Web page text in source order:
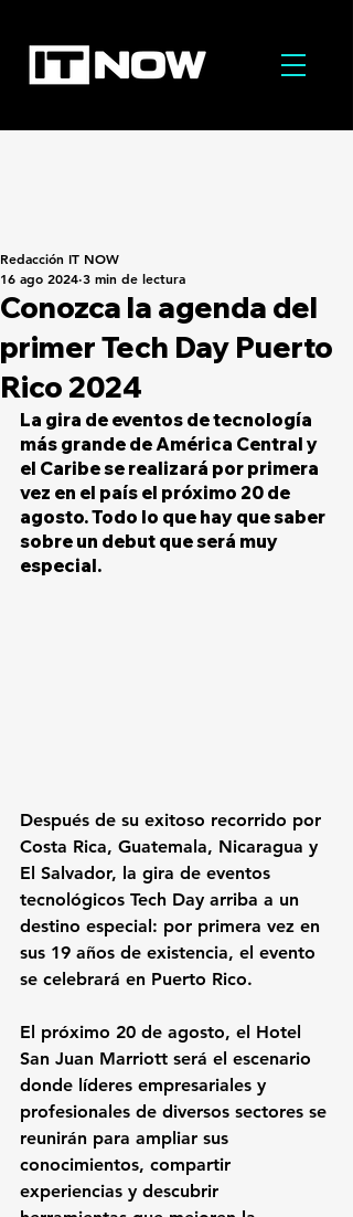
Conozca la agenda del
primer Tech Day Puerto
Rico 2024
Redacción IT NOW
16 ago 2024 3 min de lectura
La gira de eventos de tecnología
más grande de América Central y
el Caribe se realizará por primera
vez en el país el próximo 20 de
agosto. Todo lo que hay que saber
sobre un debut que será muy
especial.
Después de su exitoso recorrido por
Costa Rica, Guatemala, Nicaragua y
El Salvador, la gira de eventos
tecnológicos Tech Day arriba a un
destino especial: por primera vez en
sus 19 años de existencia, el evento
se celebrará en Puerto Rico.
El próximo 20 de agosto, el Hotel
San Juan Marriott será el escenario
donde líderes empresariales y
profesionales de diversos sectores se
reunirán para ampliar sus
conocimientos, compartir
experiencias y descubrir